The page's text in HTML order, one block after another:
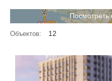
Посмотреть
Объектов: 12